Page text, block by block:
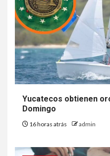
Yucatecos obtienen
Domingo
16 horas atrás admin